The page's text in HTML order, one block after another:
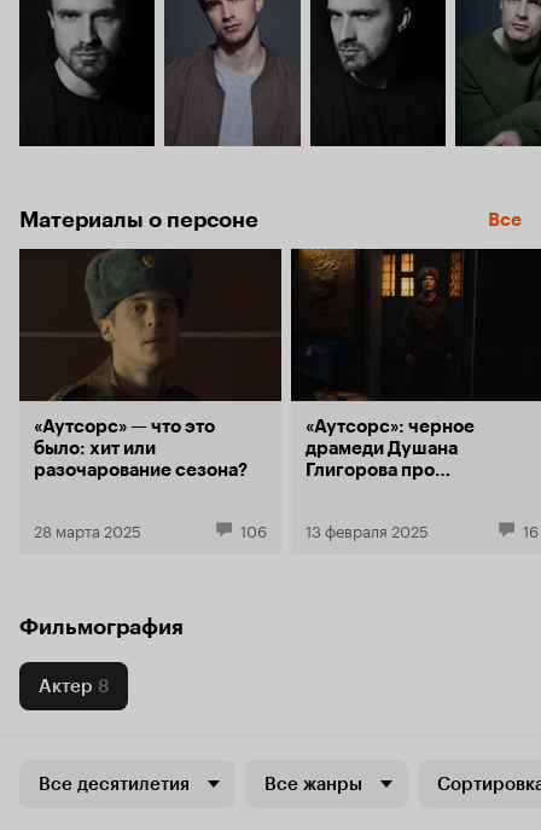
Материалы о персоне Все
«Аутсорс» — что это
было: хит или
разочарование сезона?
28 марта 2025 106
«Аутсорс»: черное
драмеди Душана
Глигорова про
13 февраля 2025 16
Фильмография
Актер 8
Все десятилетия Все жанры